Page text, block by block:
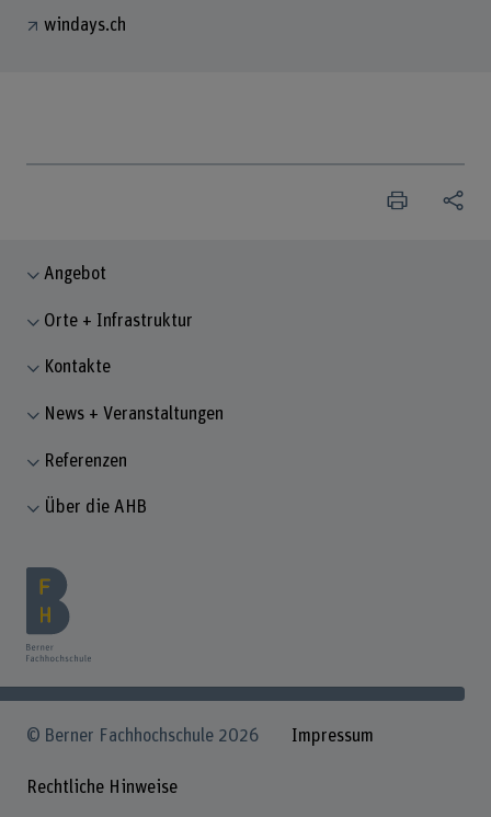
windays.ch
Angebot
Orte + Infrastruktur
Kontakte
News + Veranstaltungen
Referenzen
Über die AHB
© Berner Fachhochschule 2026 Impressum
Rechtliche Hinweise